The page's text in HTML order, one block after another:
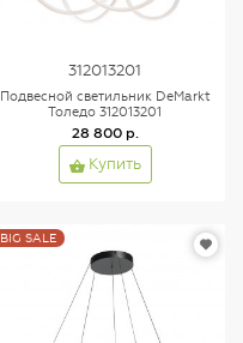
312013201
Подвесной светильник DeMarkt
Толедо 312013201
28 800 р.
Купить
BIG SALE